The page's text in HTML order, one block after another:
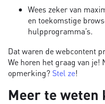
Wees zeker van
en toekomstige
hulpprogramma’s.
Dat waren de webcontent
We horen het graag van je!
opmerking? Stel ze!
Meer te weten